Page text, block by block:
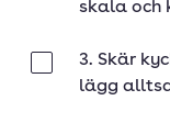
skala och
3. Skär
lägg